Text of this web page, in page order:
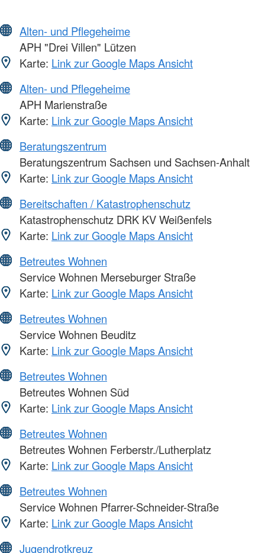
Alten- und Pflegeheime
APH "Drei Villen" Lützen
Karte: Link zur Google Maps Ansicht
Alten- und Pflegeheime
APH Marienstraße
Karte: Link zur Google Maps Ansicht
Beratungszentrum
Beratungszentrum Sachsen und Sachsen-Anhalt
Karte: Link zur Google Maps Ansicht
Bereitschaften / Katastrophenschutz
Katastrophenschutz DRK KV Weißenfels
Karte: Link zur Google Maps Ansicht
Betreutes Wohnen
Service Wohnen Merseburger Straße
Karte: Link zur Google Maps Ansicht
Betreutes Wohnen
Service Wohnen Beuditz
Karte: Link zur Google Maps Ansicht
Betreutes Wohnen
Betreutes Wohnen Süd
Karte: Link zur Google Maps Ansicht
Betreutes Wohnen
Betreutes Wohnen Ferberstr./Lutherplatz
Karte: Link zur Google Maps Ansicht
Betreutes Wohnen
Service Wohnen Pfarrer-Schneider-Straße
Karte: Link zur Google Maps Ansicht
Jugendrotkreuz